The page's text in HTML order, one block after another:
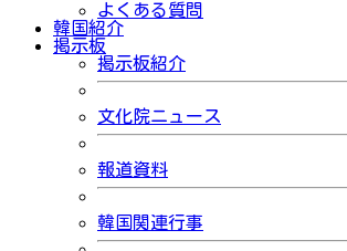
よくある質問
韓国紹介
掲示板
掲示板紹介
文化院ニュース
報道資料
韓国関連行事